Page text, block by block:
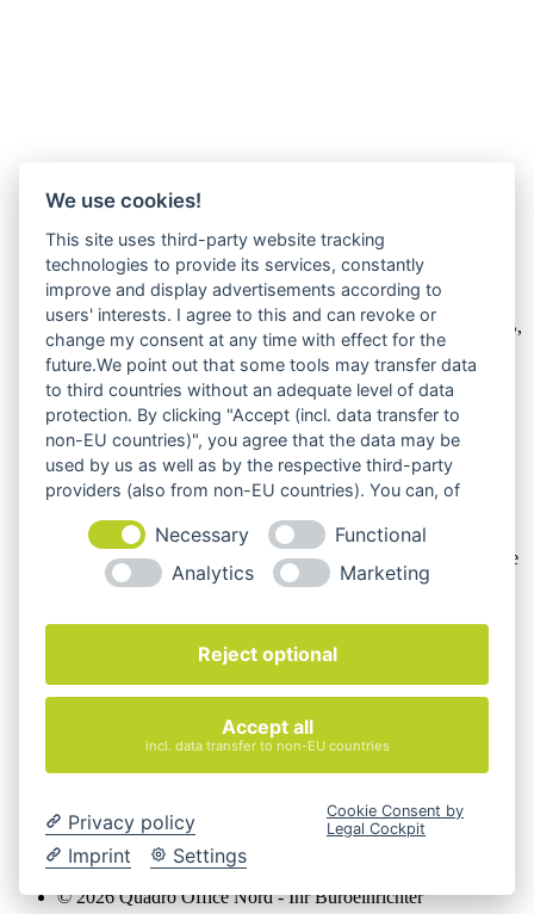
Wir verkaufen online ausschließlich an Unternehmer
Unsere Angebote richten sich nur an Unternehmer,
§14 BGB,
also an natürliche oder juristische Personen oder rechtsfähige
Personengesellschaften, die bei Abschluss eines
Rechtsgeschäfts in Ausübung ihrer gewerblichen oder
selbständigen beruflichen Tätigkeit handeln. Wir schließen
keine Verträge mit Verbrauchern,§ 13 BGB.
Hinweis zu Produktabbildungen
Ausstattung, Farbe oder Konfiguration von der
Artikelbeschreibung abweichen können. Maßgeblich sind die
Beschreibungen und Abbildungen im unverbindlichen
genau nach Ihren Vorstellungen.
Cookie-Einstellungen ändern
Über Uns
Zahlungsarten
AGB
Widerrufsbelehrung
Impressum
© 2026 Quadro Office Nord - Ihr Büroeinrichter
We use cookies!
This site uses third-party website tracking
technologies to provide its services, constantly
improve and display advertisements according to
users' interests. I agree to this and can revoke or
change my consent at any time with effect for the
future.We point out that some tools may transfer data
to third countries without an adequate level of data
protection. By clicking "Accept (incl. data transfer to
non-EU countries)", you agree that the data may be
used by us as well as by the respective third-party
providers (also from non-EU countries). You can, of
Necessary
Functional
Analytics
Marketing
Reject optional
Accept all
incl. data transfer to non-EU countries
Privacy policy
Imprint
Settings
Cookie Consent by
Legal Cockpit